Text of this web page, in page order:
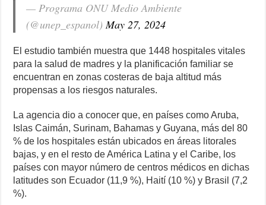
— Programa ONU Medio Ambiente
(@unep_espanol)May 27, 2024
El estudio también muestra que 1448 hospitales vitales
para la salud de madres y la planificación familiar se
encuentran en zonas costeras de baja altitud más
propensas a los riesgos naturales.
La agencia dio a conocer que, en países como Aruba,
Islas Caimán, Surinam, Bahamas y Guyana, más del 80
% de los hospitales están ubicados en áreas litorales
bajas, y en el resto de América Latina y el Caribe, los
países con mayor número de centros médicos en dichas
latitudes son Ecuador (11,9 %), Haití (10 %) y Brasil (7,2
%).